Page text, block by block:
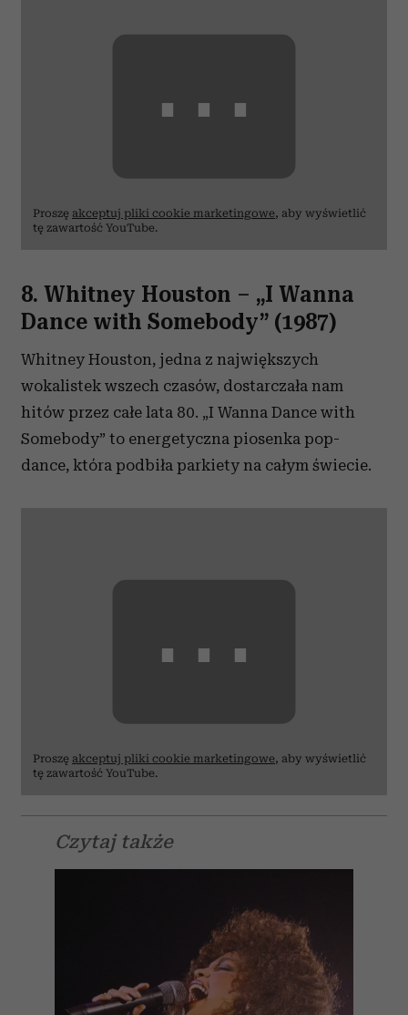
otrzymanymi od Ciebie lub uzyskanymi podczas
⋯
Proszę akceptuj pliki cookie marketingowe, aby wyświetlić
tę zawartość YouTube.
8. Whitney Houston – „I Wanna
Dance with Somebody” (1987)
Whitney Houston, jedna z największych
wokalistek wszech czasów, dostarczała nam
hitów przez całe lata 80. „I Wanna Dance with
Somebody” to energetyczna piosenka pop-
dance, która podbiła parkiety na całym świecie.
⋯
Proszę akceptuj pliki cookie marketingowe, aby wyświetlić
tę zawartość YouTube.
Czytaj także